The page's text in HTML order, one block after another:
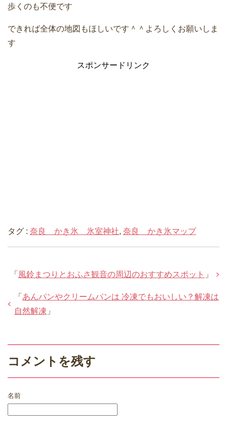
歩くのも不便です
できれば全体の地図もほしいです＾＾よろしくお願いしま
す
スポンサードリンク
タグ : 奈良 かき氷 氷室神社, 奈良 かき氷マップ
「 風鈴まつりとおふさ観音の周辺のおすすめスポット 」
「 あんパンやクリームパンは 冷凍でもおいしい？解凍は
自然解凍 」
コメントを残す
名前